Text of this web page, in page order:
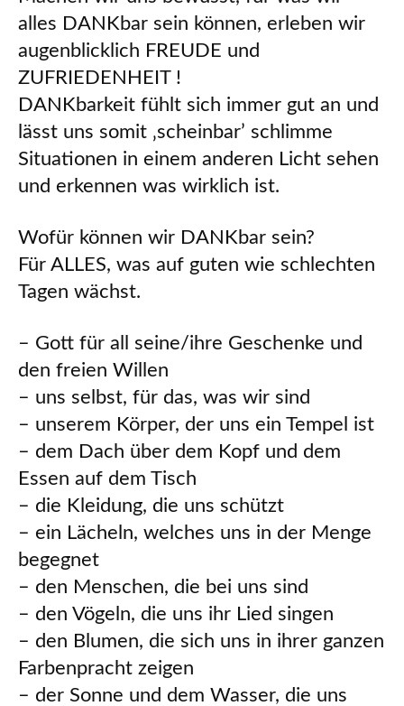
alles DANKbar sein können, erleben wir
augenblicklich FREUDE und
ZUFRIEDENHEIT !
DANKbarkeit fühlt sich immer gut an und
lässt uns somit ‚scheinbar’ schlimme
Situationen in einem anderen Licht sehen
und erkennen was wirklich ist.
Wofür können wir DANKbar sein?
Für ALLES, was auf guten wie schlechten
Tagen wächst.
– Gott für all seine/ihre Geschenke und
den freien Willen
– uns selbst, für das, was wir sind
– unserem Körper, der uns ein Tempel ist
– dem Dach über dem Kopf und dem
Essen auf dem Tisch
– die Kleidung, die uns schützt
– ein Lächeln, welches uns in der Menge
begegnet
– den Menschen, die bei uns sind
– den Vögeln, die uns ihr Lied singen
– den Blumen, die sich uns in ihrer ganzen
Farbenpracht zeigen
– der Sonne und dem Wasser, die uns